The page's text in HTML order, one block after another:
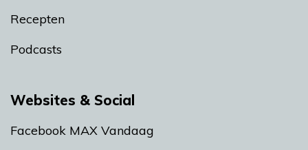
Recepten
Podcasts
Websites & Social
Facebook MAX Vandaag